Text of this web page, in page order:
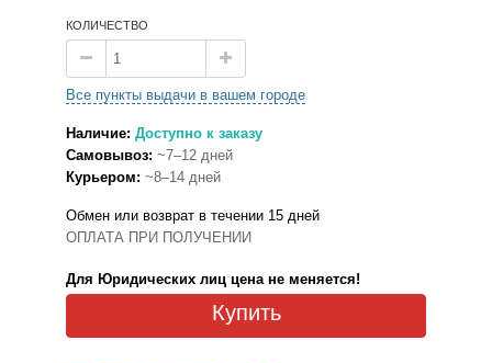
КОЛИЧЕСТВО
Все пункты выдачи в вашем городе
Наличие: Доступно к заказу
Самовывоз: ~7–12 дней
Курьером: ~8–14 дней
Обмен или возврат в течении 15 дней
ОПЛАТА ПРИ ПОЛУЧЕНИИ
Для Юридических лиц цена не меняется!
Купить